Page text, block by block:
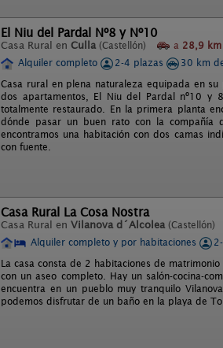
El Niu del Pardal Nº8 y Nº10
Casa Rural en Culla (Castellón) a 28,9 km
Alquiler completo
2-4 plazas
30 km
Casa rural en plena naturaleza equipada en
dos apartamentos, El Niu del Pardal nº10 y
totalmente restaurado. En la primera planta
dónde pasar un buen rato con la
encontramos una habitación con dos camas
con fuente.
Casa Rural La Cosa Nostra
Casa Rural en Vilanova d´Alcolea (Castellón)
Alquiler completo y por habitaciones
La casa consta de 2 habitaciones de
con un aseo completo. Hay un salón-cocina-
encuentra en un pueblo muy tranquilo
podemos disfrutar de un baño en la playa de